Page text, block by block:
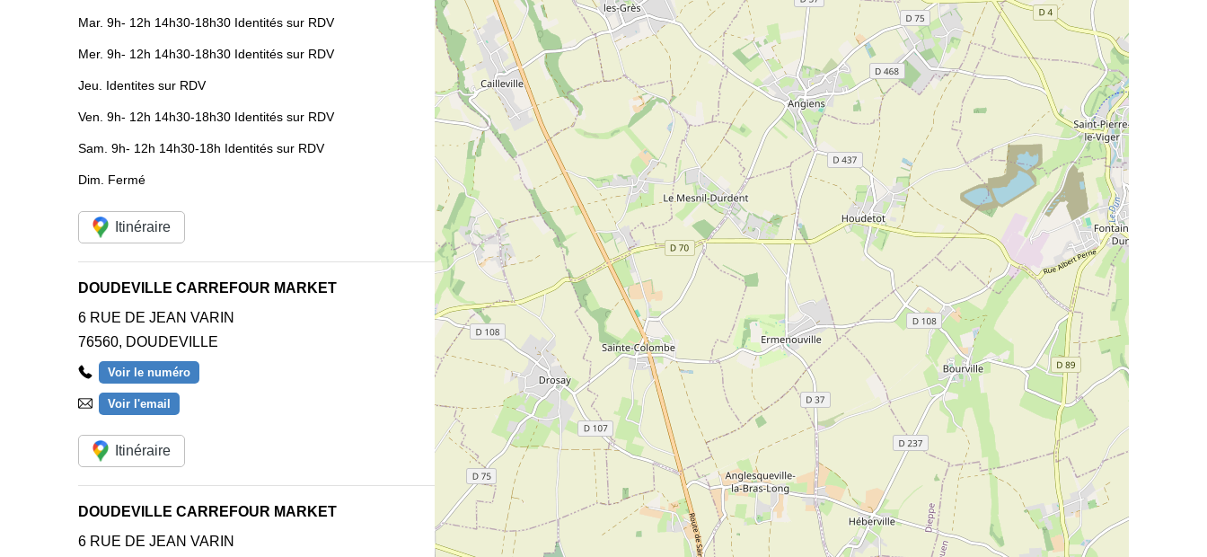
Mar. 9h- 12h 14h30-18h30 Identités sur RDV
Mer. 9h- 12h 14h30-18h30 Identités sur RDV
Jeu. Identites sur RDV
Ven. 9h- 12h 14h30-18h30 Identités sur RDV
Sam. 9h- 12h 14h30-18h Identités sur RDV
Dim. Fermé
Itinéraire
DOUDEVILLE CARREFOUR MARKET
6 RUE DE JEAN VARIN
76560, DOUDEVILLE
Voir le numéro
Voir l'email
Itinéraire
DOUDEVILLE CARREFOUR MARKET
6 RUE DE JEAN VARIN